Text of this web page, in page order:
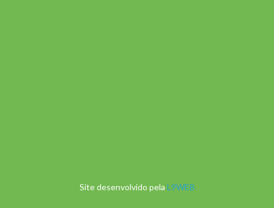
Site desenvolvido pela L9WEB